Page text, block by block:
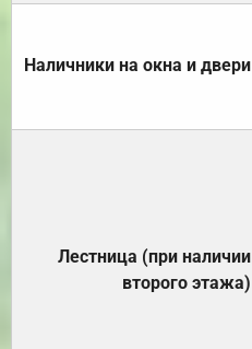
Наличники на окна и двери
Лестница (при наличии
второго этажа)